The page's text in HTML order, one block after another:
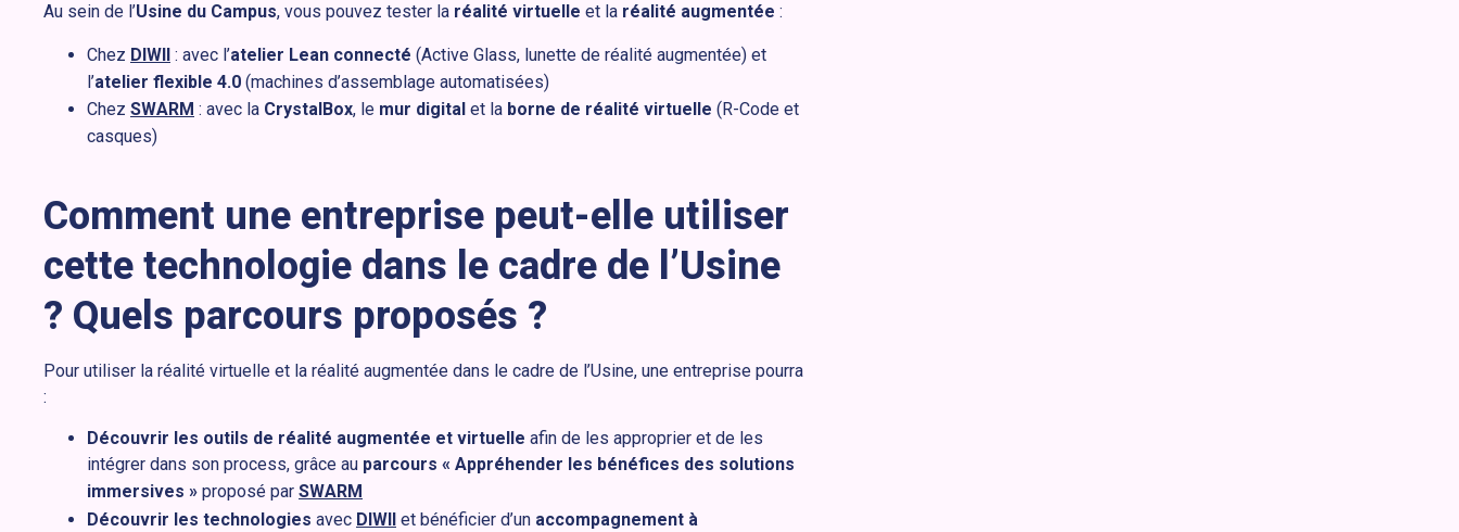
Au sein de l’Usine du Campus, vous pouvez tester la réalité virtuelle et la réalité augmentée :
Chez DIWII : avec l’atelier Lean connecté (Active Glass, lunette de réalité augmentée) et
l’atelier flexible 4.0 (machines d’assemblage automatisées)
Chez SWARM : avec la CrystalBox, le mur digital et la borne de réalité virtuelle (R-Code et
casques)
Comment une entreprise peut-elle utiliser
cette technologie dans le cadre de l’Usine
? Quels parcours proposés ?
Pour utiliser la réalité virtuelle et la réalité augmentée dans le cadre de l’Usine, une entreprise pourra
:
Découvrir les outils de réalité augmentée et virtuelle afin de les approprier et de les
intégrer dans son process, grâce au parcours « Appréhender les bénéfices des solutions
immersives » proposé par SWARM
Découvrir les technologies avec DIWII et bénéficier d’un accompagnement à